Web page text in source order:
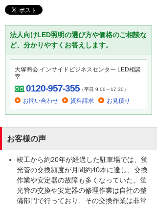
法人向けLED照明の選び方や価格のご相談な
ど、分かりやすくお答えします。
大塚商会 インサイドビジネスセンター LED相談
室
0120-957-355（平日 9:00～17:30）
お問い合わせ 資料請求 お見積り
お客様の声
竣工から約20年が経過した駐車場では、蛍
光管の交換頻度が月間約40本に達し、交換
作業や安定器の故障も多くなっていた。蛍
光管の交換や安定器の修理作業は自社の整
備部門で行っており、その交換作業は非常